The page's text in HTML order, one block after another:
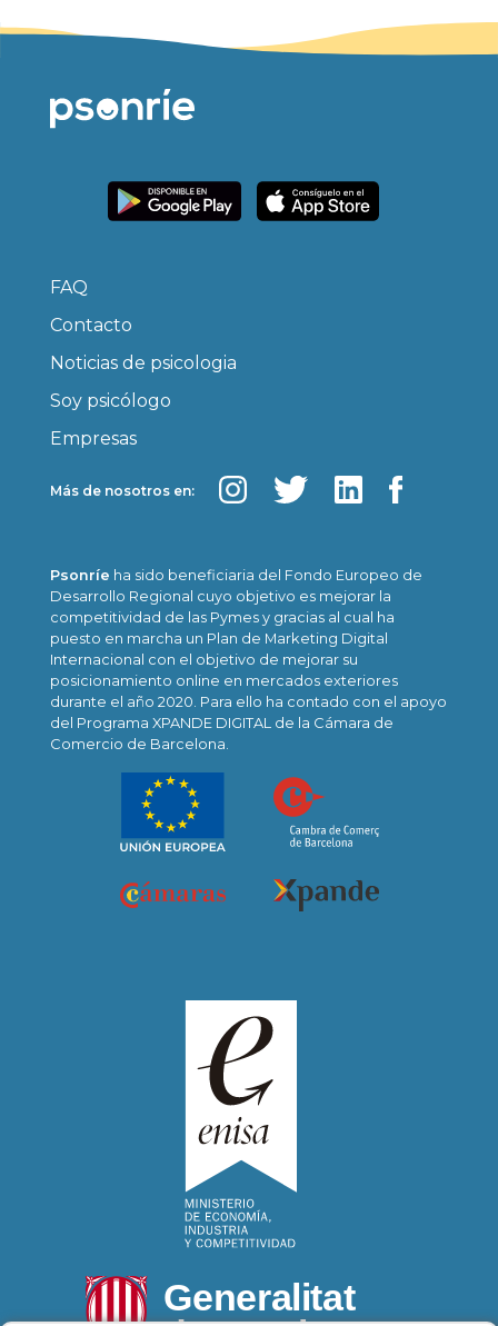
FAQ
Contacto
Noticias de psicologia
Soy psicólogo
Empresas
Más de nosotros en:
Psonríe ha sido beneficiaria del Fondo Europeo de
Desarrollo Regional cuyo objetivo es mejorar la
competitividad de las Pymes y gracias al cual ha
puesto en marcha un Plan de Marketing Digital
Internacional con el objetivo de mejorar su
posicionamiento online en mercados exteriores
durante el año 2020. Para ello ha contado con el apoyo
del Programa XPANDE DIGITAL de la Cámara de
Comercio de Barcelona.